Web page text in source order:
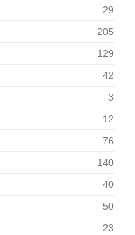
29
205
129
42
3
12
76
140
40
50
23